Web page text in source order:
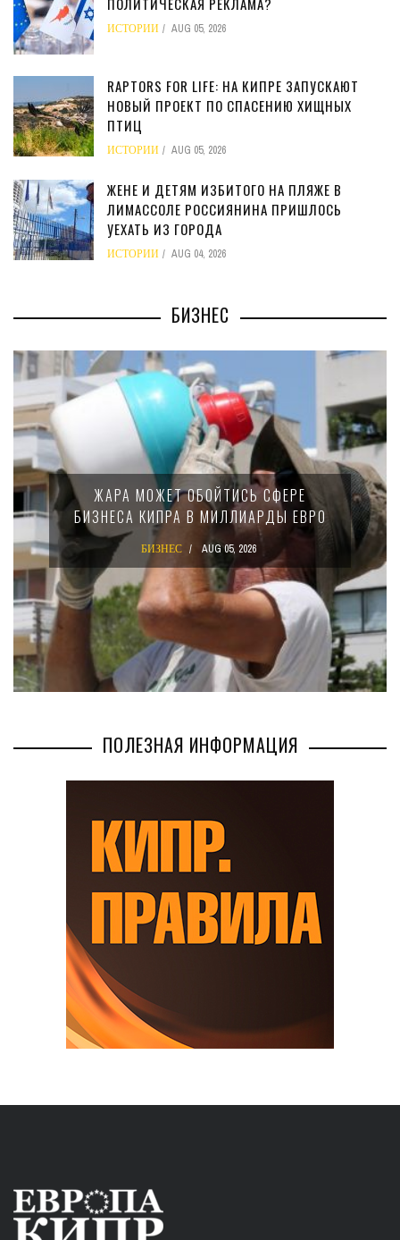
ПОЛИТИЧЕСКАЯ РЕКЛАМА?
ИСТОРИИ AUG 05, 2026
RAPTORS FOR LIFE: НА КИПРЕ ЗАПУСКАЮТ
НОВЫЙ ПРОЕКТ ПО СПАСЕНИЮ ХИЩНЫХ
ПТИЦ
ИСТОРИИ AUG 05, 2026
ЖЕНЕ И ДЕТЯМ ИЗБИТОГО НА ПЛЯЖЕ В
ЛИМАССОЛЕ РОССИЯНИНА ПРИШЛОСЬ
УЕХАТЬ ИЗ ГОРОДА
ИСТОРИИ AUG 04, 2026
БИЗНЕС
ЖАРА МОЖЕТ ОБОЙТИСЬ СФЕРЕ
БИЗНЕСА КИПРА В МИЛЛИАРДЫ ЕВРО
БИЗНЕС AUG 05, 2026
ПОЛЕЗНАЯ ИНФОРМАЦИЯ